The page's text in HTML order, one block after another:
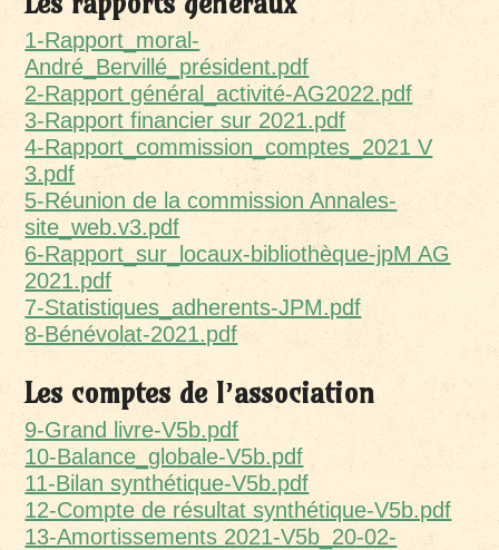
1-Rapport_moral-
André_Bervillé_président.pdf
2-Rapport général_activité-AG2022.pdf
3-Rapport financier sur 2021.pdf
4-Rapport_commission_comptes_2021 V
3.pdf
5-Réunion de la commission Annales-
site_web.v3.pdf
6-Rapport_sur_locaux-bibliothèque-jpM AG
2021.pdf
7-Statistiques_adherents-JPM.pdf
8-Bénévolat-2021.pdf
Les comptes de l’association
9-Grand livre-V5b.pdf
10-Balance_globale-V5b.pdf
11-Bilan synthétique-V5b.pdf
12-Compte de résultat synthétique-V5b.pdf
13-Amortissements 2021-V5b_20-02-